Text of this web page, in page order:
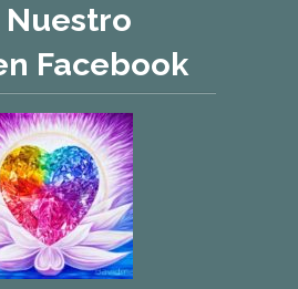
Nuestro
Facebook